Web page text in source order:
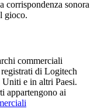
sonora
gioco.
commerciali
di Logitech
e in altri Paesi.
appartengono ai